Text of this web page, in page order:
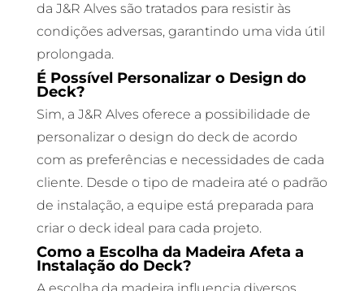
da J&R Alves são tratados para resistir às
condições adversas, garantindo uma vida útil
prolongada.
É Possível Personalizar o Design do
Deck?
Sim, a J&R Alves oferece a possibilidade de
personalizar o design do deck de acordo
com as preferências e necessidades de cada
cliente. Desde o tipo de madeira até o padrão
de instalação, a equipe está preparada para
criar o deck ideal para cada projeto.
Como a Escolha da Madeira Afeta a
Instalação do Deck?